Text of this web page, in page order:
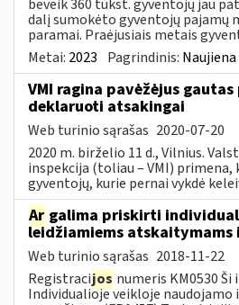
beveik 360 tūkst. gyventojų jau
dalį sumokėto gyventojų pajamų
paramai. Praėjusiais metais
Metai: 2023 Pagrindinis: Naujiena
VMI ragina pavėžėjus
deklaruoti atsakingai
Web turinio sąrašas 2020-07-20
2020 m. birželio 11 d., Vilnius.
inspekcija (toliau – VMI) primena,
gyventojų, kurie pernai vykdė
Ar galima priskirti
leidžiamiems
Web turinio sąrašas 2018-11-22
Registracijos numeris KM0530
Individualioje veikloje